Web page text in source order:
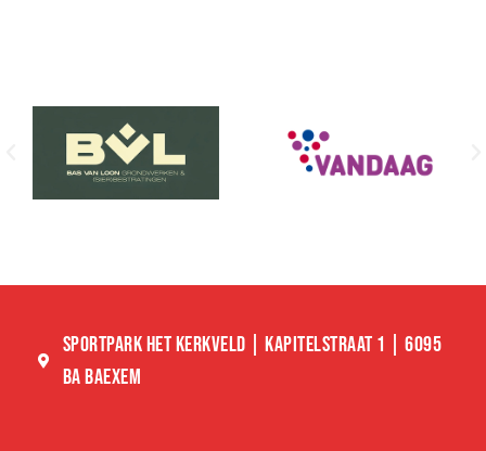
SPORTPARK HET KERKVELD | KAPITELSTRAAT 1 | 6095
BA BAEXEM